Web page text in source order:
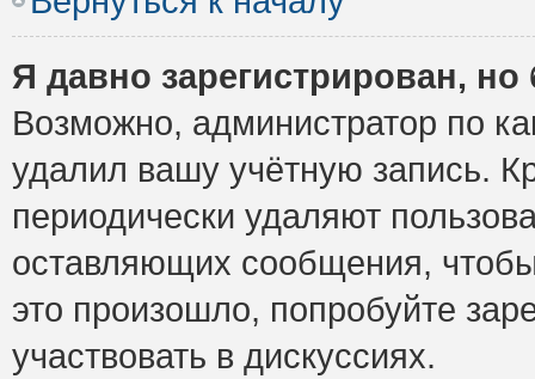
Я давно зарегистрирован,
Возможно, администратор по
удалил вашу учётную запись.
периодически удаляют
оставляющих сообщения,
это произошло, попробуйте
участвовать в дискуссиях.